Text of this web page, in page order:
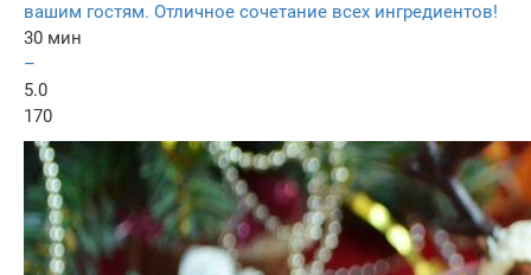
вашим гостям. Отличное сочетание всех ингредиентов!
30 мин
–
5.0
170